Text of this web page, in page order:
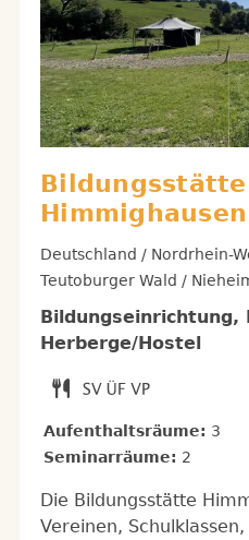
Bildungsstätte
Himmighausen
Deutschland / Nordrhein-
Teutoburger Wald /
Bildungseinrichtung,
Herberge/Hostel
Aufenthaltsräume: 3
Seminarräume: 2
Die Bildungsstätte
Vereinen,